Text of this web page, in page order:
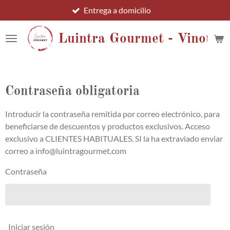
al
contenido
principal
Luintra Gourmet -
Entrega a domicilio
Contraseña obligatoria
Introducir la contraseña remitida por correo electrónico, para
beneficiarse de descuentos y productos exclusivos. Acceso
exclusivo a CLIENTES HABITUALES. SI la ha extraviado enviar
correo a info@luintragourmet.com
Contraseña
Iniciar sesión